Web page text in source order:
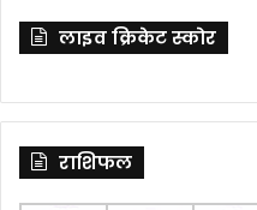
लाइव क्रिकेट स्कोर
राशिफल